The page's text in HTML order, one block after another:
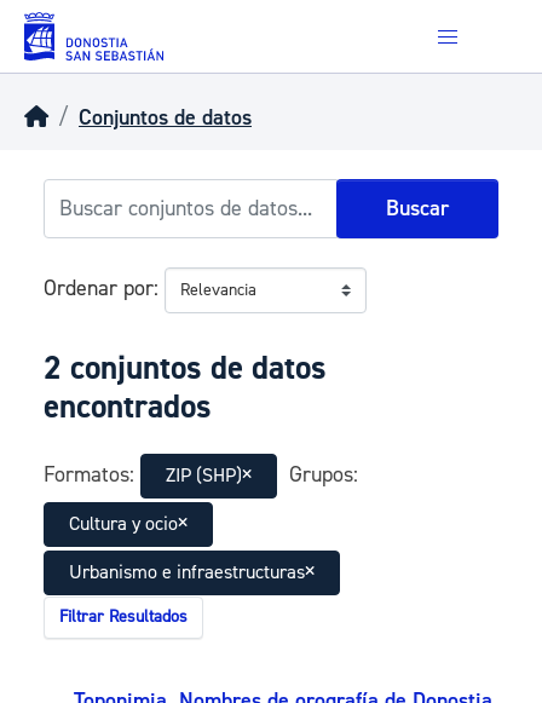
Skip to main content
Conjuntos de datos
Buscar
Ordenar por
2 conjuntos de datos
encontrados
Formatos: ZIP (SHP) Grupos:
Cultura y ocio
Urbanismo e infraestructuras
Filtrar Resultados